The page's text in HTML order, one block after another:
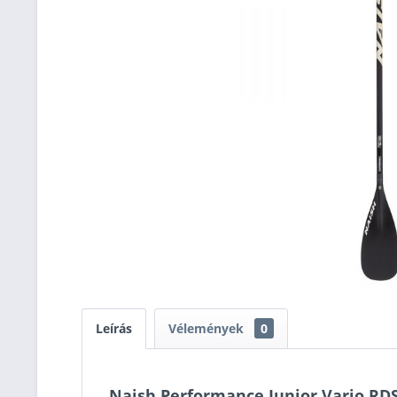
Leírás Vélemények 0